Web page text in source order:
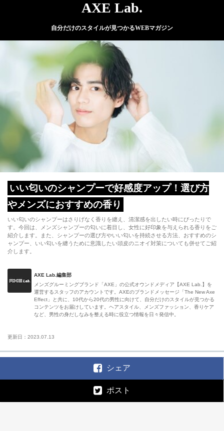
AXE Lab.
自分だけのスタイルが見つかるWEBマガジン
いい匂いのシャンプーで好感度アップ！選び方
やメンズにおすすめの香り
いい匂いのシャンプーはさりげなく香りを纏え、清潔感を出したい時にぴったりで
す。今回は、メンズシャンプーの匂いに着目し、女性に好印象を与えられる香りをご
紹介します。また、シャンプーの選び方やいい匂いを持続させる方法、おすすめのシ
ャンプー、いい匂いを纏うために意識したい頭皮のニオイ対策についても併せてご紹
介します。
AXE Lab.編集部
メンズグルーミングブランド「AXE」の公式オウンドメディア【AXE Lab.】を
運営するスタッフのアカウントです。AXEのブランドメッセージ「The New Axe
Effect」と共に、10代から20代の男性に向けて、自分だけのスタイルが見つかる
コンテンツをお届けしています。ヘアスタイル、メンズファッション、香りケア
など、男性の身だしなみを整える時に役立つ情報を日々発信中。
更新日：2023.07.13
シェア
ポスト